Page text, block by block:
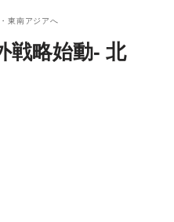
東南アジアへ
戦略始動- 北